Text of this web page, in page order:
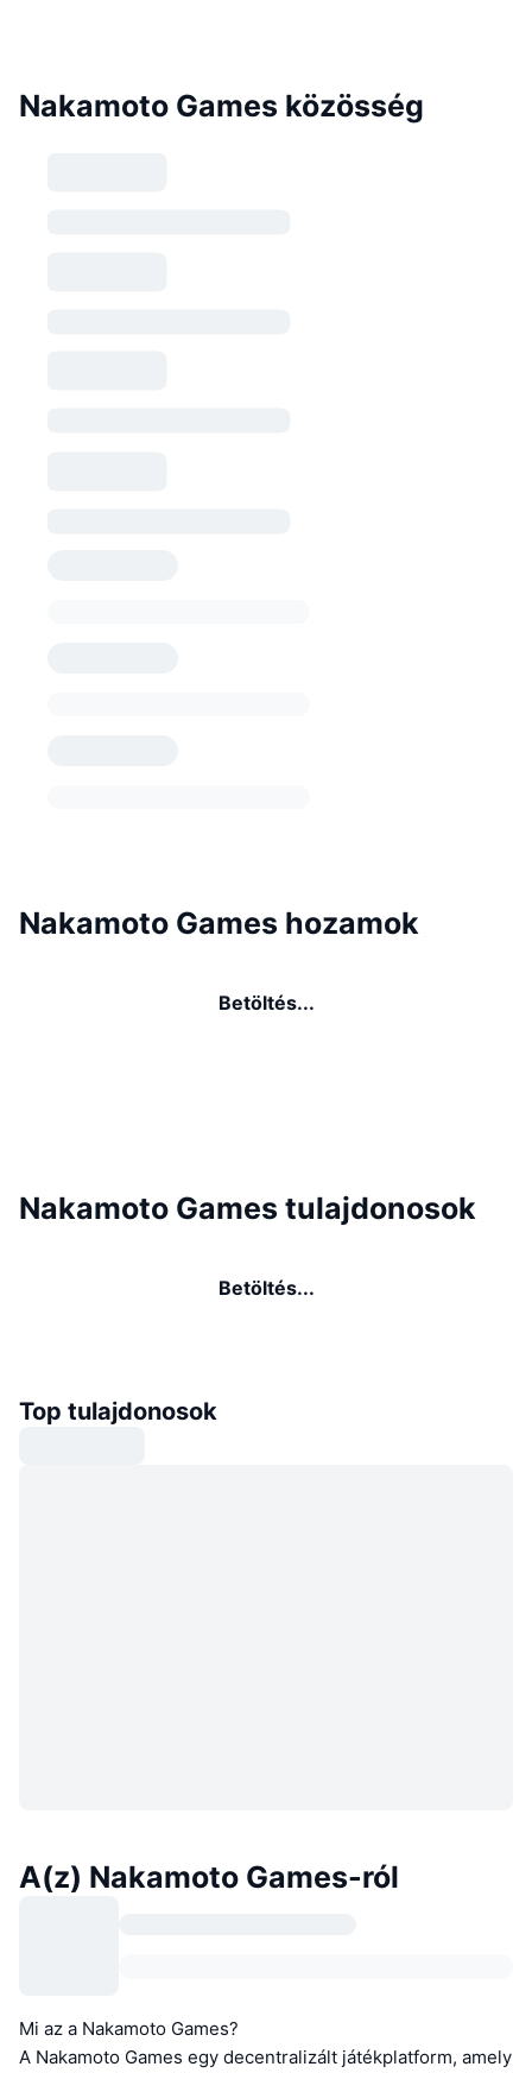
Nakamoto Games közösség
Nakamoto Games hozamok
Betöltés...
Nakamoto Games tulajdonosok
Betöltés...
Top tulajdonosok
A(z) Nakamoto Games-ról
Mi az a Nakamoto Games?
A Nakamoto Games egy decentralizált játékplatform, amely